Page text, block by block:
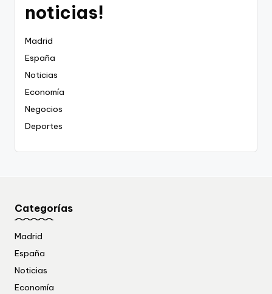
noticias!
Madrid
España
Noticias
Economía
Negocios
Deportes
Categorías
Madrid
España
Noticias
Economía